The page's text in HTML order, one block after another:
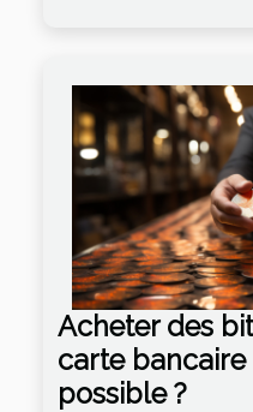
Acheter des
carte bancaire
possible ?